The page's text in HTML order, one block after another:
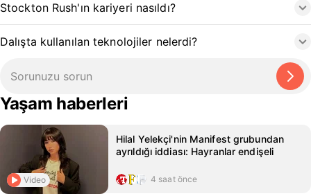
Stockton Rush'ın kariyeri nasıldı?
Dalışta kullanılan teknolojiler nelerdi?
Yaşam haberleri
Video
Hilal Yelekçi'nin Manifest grubundan
ayrıldığı iddiası: Hayranlar endişeli
4 saat önce